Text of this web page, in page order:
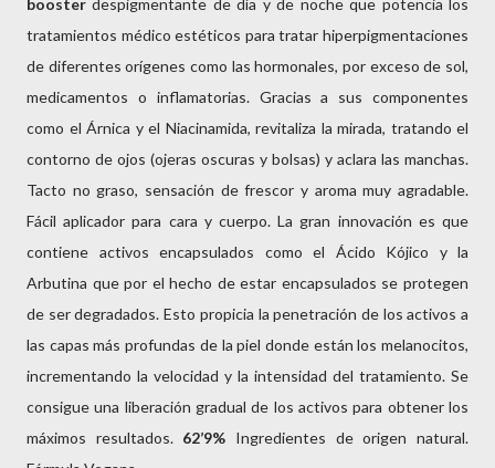
booster despigmentante de día y de noche que potencia los
tratamientos médico estéticos para tratar hiperpigmentaciones
de diferentes orígenes como las hormonales, por exceso de sol,
medicamentos o inflamatorias. Gracias a sus componentes
como el Árnica y el Niacinamida, revitaliza la mirada, tratando el
contorno de ojos (ojeras oscuras y bolsas) y aclara las manchas.
Tacto no graso, sensación de frescor y aroma muy agradable.
Fácil aplicador para cara y cuerpo. La gran innovación es que
contiene activos encapsulados como el Ácido Kójico y la
Arbutina que por el hecho de estar encapsulados se protegen
de ser degradados. Esto propicia la penetración de los activos a
las capas más profundas de la piel donde están los melanocitos,
incrementando la velocidad y la intensidad del tratamiento. Se
consigue una liberación gradual de los activos para obtener los
máximos resultados. 62’9% Ingredientes de origen natural.